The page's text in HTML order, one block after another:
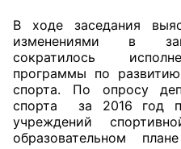
В ходе заседания
изменениями в
сократилось
программы по
спорта. По опросу
спорта за 2016 год
учреждений
образовательном